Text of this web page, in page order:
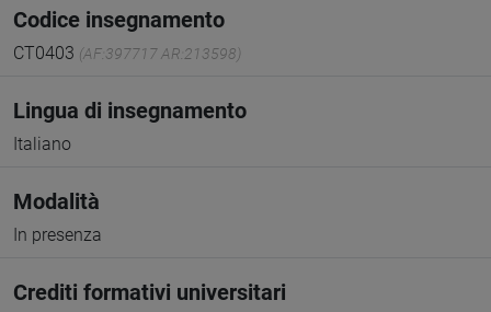
Codice insegnamento
CT0403 (AF:397717 AR:213598)
Lingua di insegnamento
Italiano
Modalità
In presenza
Crediti formativi universitari